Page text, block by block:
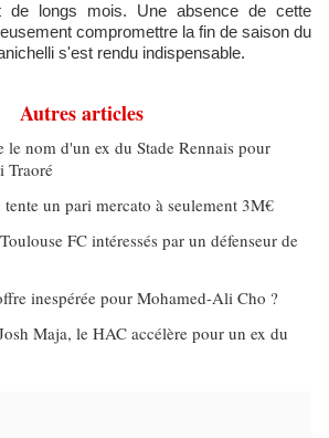
de longs mois. Une absence de cette
compromettre la fin de saison du
s'est rendu indispensable.
Autres articles
le nom d'un ex du Stade Rennais pour
Traoré
tente un pari mercato à seulement 3M€
FC intéressés par un défenseur de
inespérée pour Mohamed-Ali Cho ?
Maja, le HAC accélère pour un ex du